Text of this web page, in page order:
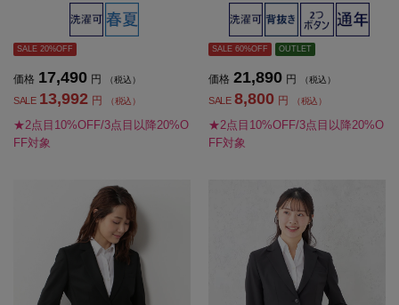
トビジネス２釦無地ウォッシャブル
ストレッチ冷感春夏【レディース】
SALE 20%OFF
価格 17,490 円 （税込）
SALE 13,992 円 （税込）
★2点目10%OFF/3点目以降20%O
FF対象
SALE 60%OFF OUTLET
価格 21,890 円 （税込）
SALE 8,800 円 （税込）
★2点目10%OFF/3点目以降20%O
FF対象